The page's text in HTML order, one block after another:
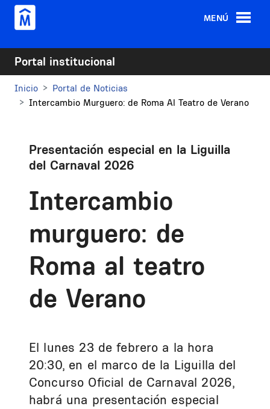
Pasar al contenido principal
MENÚ
Portal institucional
Inicio
Portal de Noticias
Intercambio Murguero: de Roma Al Teatro de Verano
Presentación especial en la Liguilla
del Carnaval 2026
Intercambio
murguero: de
Roma al teatro
de Verano
El lunes 23 de febrero a la hora
20:30, en el marco de la Liguilla del
Concurso Oficial de Carnaval 2026,
habrá una presentación especial